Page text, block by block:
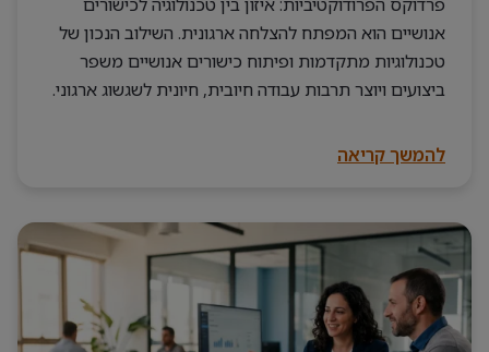
אנושיים הוא המפתח להצלחה ארגונית. השילוב הנכון של
טכנולוגיות מתקדמות ופיתוח כישורים אנושיים משפר
ביצועים ויוצר תרבות עבודה חיובית, חיונית לשגשוג ארגוני.
להמשך קריאה